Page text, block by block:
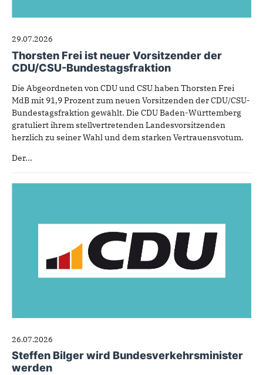
29.07.2026
Thorsten Frei ist neuer Vorsitzender der
CDU/CSU-Bundestagsfraktion
Die Abgeordneten von CDU und CSU haben Thorsten Frei
MdB mit 91,9 Prozent zum neuen Vorsitzenden der CDU/CSU-
Bundestagsfraktion gewählt. Die CDU Baden-Württemberg
gratuliert ihrem stellvertretenden Landesvorsitzenden
herzlich zu seiner Wahl und dem starken Vertrauensvotum.
Der...
26.07.2026
Steffen Bilger wird Bundesverkehrsminister
werden